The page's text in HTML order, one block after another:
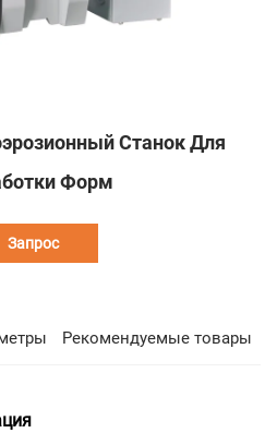
Станок Для
Форм
Запрос
Рекомендуемые товары